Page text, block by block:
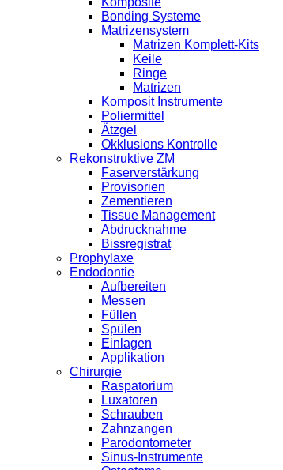
Bonding Systeme
Matrizensystem
Matrizen Komplett-Kits
Keile
Ringe
Matrizen
Komposit Instrumente
Poliermittel
Ätzgel
Okklusions Kontrolle
Rekonstruktive ZM
Faserverstärkung
Provisorien
Zementieren
Tissue Management
Abdrucknahme
Bissregistrat
Prophylaxe
Endodontie
Aufbereiten
Messen
Füllen
Spülen
Einlagen
Applikation
Chirurgie
Raspatorium
Luxatoren
Schrauben
Zahnzangen
Parodontometer
Sinus-Instrumente